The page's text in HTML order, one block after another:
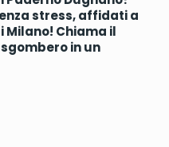
stress, affidati a
Chiama il
in un